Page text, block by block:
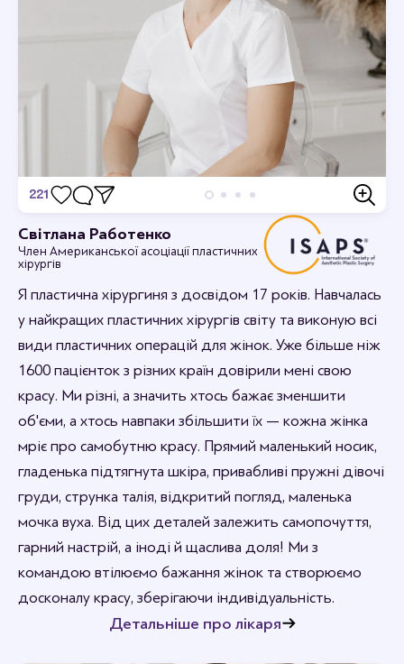
Світлана Работенко
Член Американської асоціації пластичних
хірургів
Я пластична хірургиня з досвідом 17 років. Навчалась
у найкращих пластичних хірургів світу та виконую всі
види пластичних операцій для жінок. Уже більше ніж
1600 пацієнток з різних країн довірили мені свою
красу. Ми різні, а значить хтось бажає зменшити
об'єми, а хтось навпаки збільшити їх — кожна жінка
мріє про самобутню красу. Прямий маленький носик,
гладенька підтягнута шкіра, привабливі пружні дівочі
груди, струнка талія, відкритий погляд, маленька
мочка вуха. Від цих деталей залежить самопочуття,
гарний настрій, а іноді й щаслива доля! Ми з
командою втілюємо бажання жінок та створюємо
досконалу красу, зберігаючи індивідуальність.
Детальніше про лікаря
221
Дивовижно, я в захваті.
rabotenkosvitlana